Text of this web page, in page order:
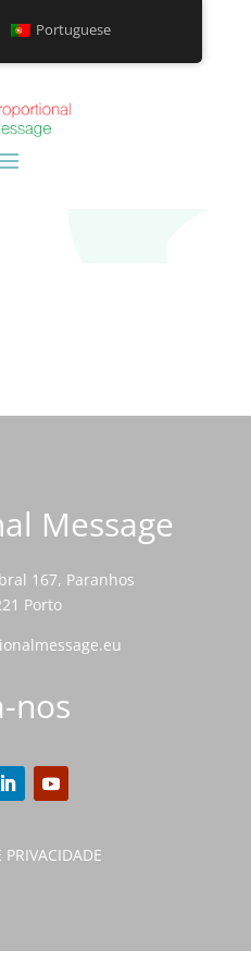
Message
167, Paranhos
Porto
nos
PRIVACIDADE
Portuguese